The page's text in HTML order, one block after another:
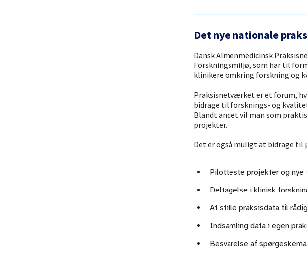
Det nye nationale
Dansk Almenmedicinsk
Forskningsmiljø, som har til
klinikere omkring forskning og
Praksisnetværket er et forum,
bidrage til forsknings- og
Blandt andet vil man som
projekter.
Det er også muligt at bidrage til
Pilotteste projekter og nye
Deltagelse i klinisk
At stille praksisdata til
Indsamling data i egen
Besvarelse af